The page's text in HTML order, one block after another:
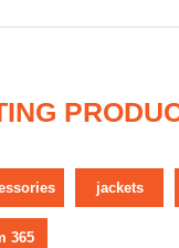
jackets
365